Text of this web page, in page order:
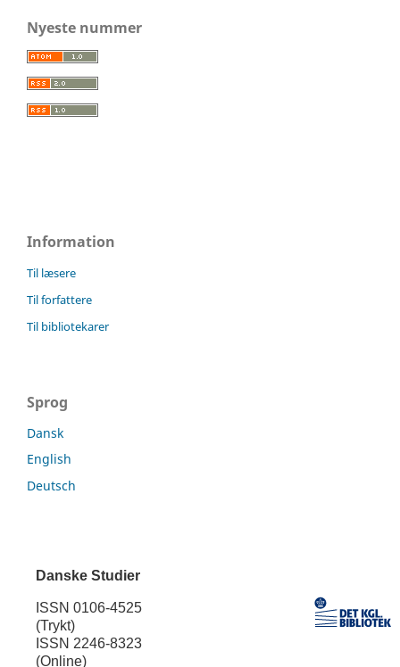
Nyeste nummer
Information
Til læsere
Til forfattere
Til bibliotekarer
Sprog
Dansk
English
Deutsch
Danske Studier
ISSN 0106-4525
(Trykt)
ISSN 2246-8323
(Online)